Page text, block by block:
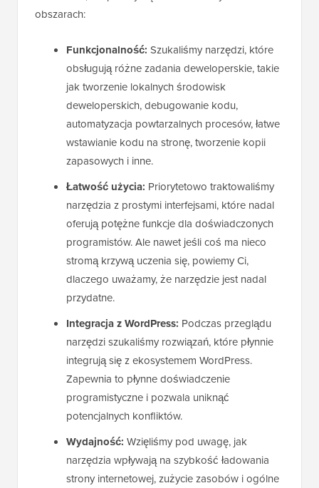
obszarach:
Funkcjonalność: Szukaliśmy narzędzi, które
obsługują różne zadania deweloperskie, takie
jak tworzenie lokalnych środowisk
deweloperskich, debugowanie kodu,
automatyzacja powtarzalnych procesów, łatwe
wstawianie kodu na stronę, tworzenie kopii
zapasowych i inne.
Łatwość użycia: Priorytetowo traktowaliśmy
narzędzia z prostymi interfejsami, które nadal
oferują potężne funkcje dla doświadczonych
programistów. Ale nawet jeśli coś ma nieco
stromą krzywą uczenia się, powiemy Ci,
dlaczego uważamy, że narzędzie jest nadal
przydatne.
Integracja z WordPress: Podczas przeglądu
narzędzi szukaliśmy rozwiązań, które płynnie
integrują się z ekosystemem WordPress.
Zapewnia to płynne doświadczenie
programistyczne i pozwala uniknąć
potencjalnych konfliktów.
Wydajność: Wzięliśmy pod uwagę, jak
narzędzia wpływają na szybkość ładowania
strony internetowej, zużycie zasobów i ogólne